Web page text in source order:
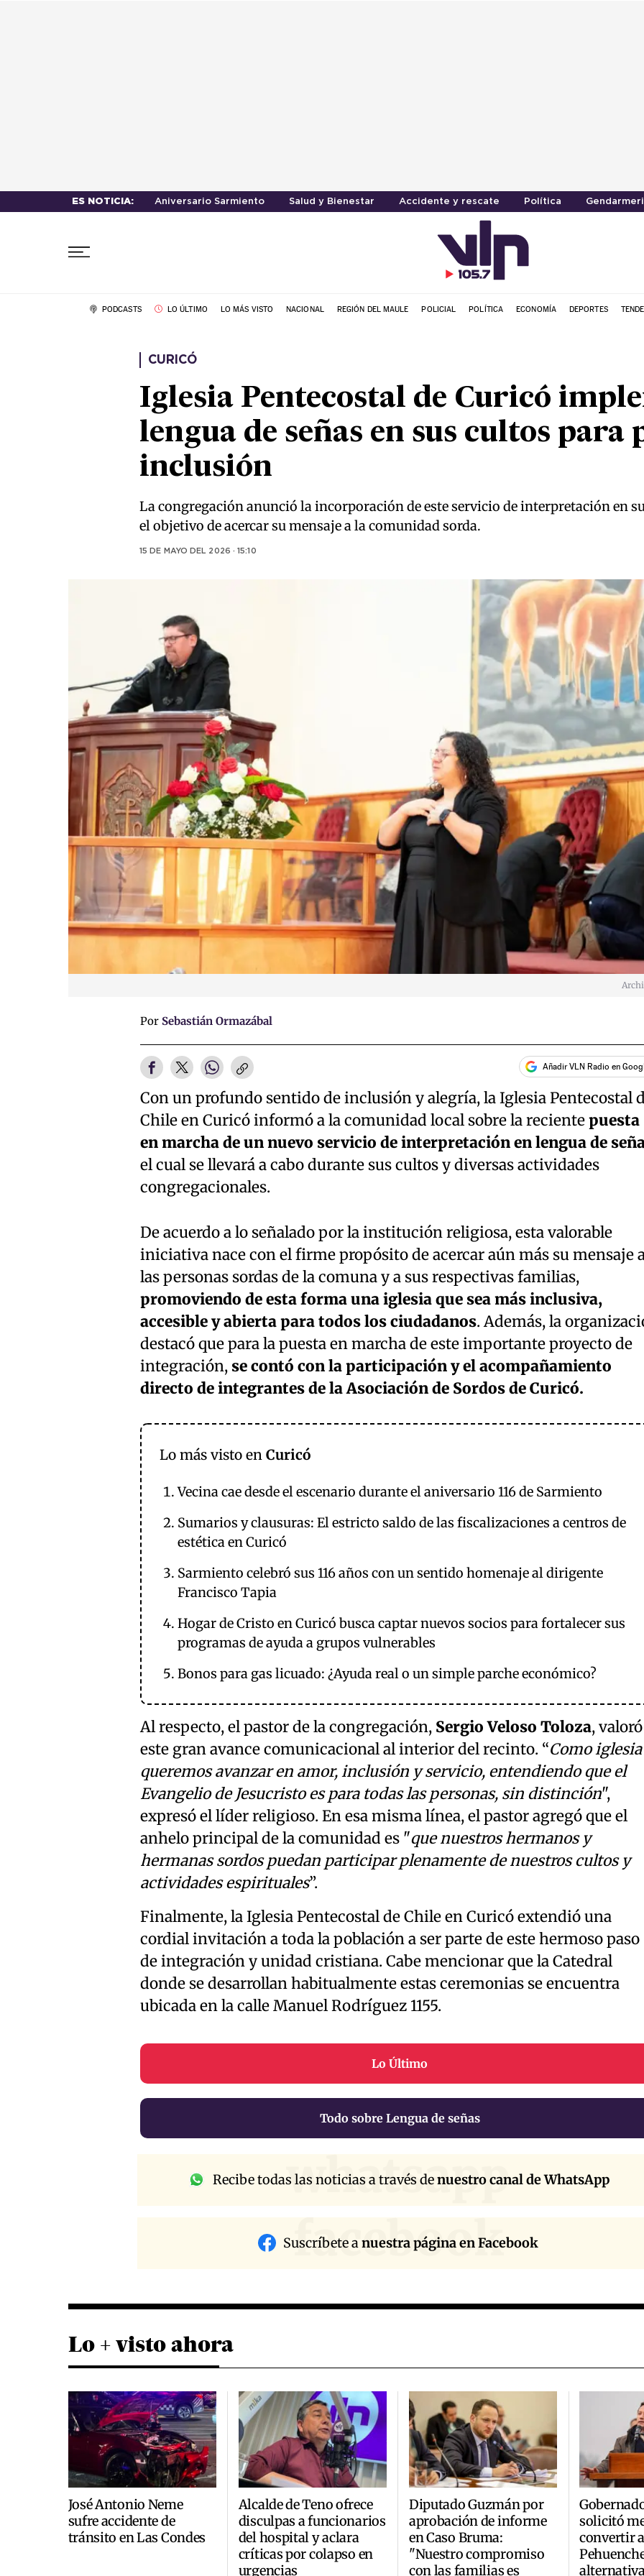
ES NOTICIA: Aniversario Sarmiento Salud y Bienestar Accidente y rescate Política
PODCASTS LO ÚLTIMO LO MÁS VISTO NACIONAL REGIÓN DEL MAULE POLICIAL POLÍTICA ECONOMÍA DEPORTES
CURICÓ
Iglesia Pentecostal de Curicó
lengua de señas en sus cultos
inclusión
La congregación anunció la incorporación de este servicio de interpretación en
el objetivo de acercar su mensaje a la comunidad sorda.
15 DE MAYO DEL 2026 · 15:10
Por Sebastián Ormazábal
Añadir VLN Radio en
Con un profundo sentido de inclusión y alegría, la Iglesia Pentecostal
Chile en Curicó informó a la comunidad local sobre la recientepuesta
en marcha de un nuevo servicio de interpretación en lengua de
el cual se llevará a cabo durante sus cultos y diversas actividades
congregacionales.
De acuerdo a lo señalado por la institución religiosa, esta valorable
iniciativa nace con el firme propósito de acercar aún más su mensaje
las personas sordas de la comuna y a sus respectivas familias,
promoviendo de esta forma una iglesia que sea más inclusiva,
accesible y abierta para todos los ciudadanos. Además, la
destacó que para la puesta en marcha de este importante proyecto de
integración,se contó con la participación y el acompañamiento
directo de integrantes de la Asociación de Sordos de Curicó.
Lo más visto en Curicó
Vecina cae desde el escenario durante el aniversario 116 de Sarmiento
Sumarios y clausuras: El estricto saldo de las fiscalizaciones a centros de
estética en Curicó
Sarmiento celebró sus 116 años con un sentido homenaje al dirigente
Francisco Tapia
Hogar de Cristo en Curicó busca captar nuevos socios para fortalecer sus
programas de ayuda a grupos vulnerables
Bonos para gas licuado: ¿Ayuda real o un simple parche económico?
Al respecto, el pastor de la congregación, Sergio Veloso Toloza, valoró
este gran avance comunicacional al interior del recinto. “Como iglesia
queremos avanzar en amor, inclusión y servicio, entendiendo que el
Evangelio de Jesucristo es para todas las personas, sin distinción",
expresó el líder religioso. En esa misma línea, el pastor agregó que el
anhelo principal de la comunidad es "que nuestros hermanos y
hermanas sordos puedan participar plenamente de nuestros cultos y
actividades espirituales”.
Finalmente, la Iglesia Pentecostal de Chile en Curicó extendió una
cordial invitación a toda la población a ser parte de este hermoso paso
de integración y unidad cristiana. Cabe mencionar que la Catedral
donde se desarrollan habitualmente estas ceremonias se encuentra
ubicada en la calle Manuel Rodríguez 1155.
Lo Último
Todo sobre Lengua de señas
whatsapp
Recibe todas las noticias a través denuestro canal de WhatsApp
facebook
Suscríbete anuestra página en Facebook
Lo + visto ahora
José Antonio Neme
sufre accidente de
tránsito en Las Condes
Alcalde de Teno ofrece
disculpas a funcionarios
del hospital y aclara
críticas por colapso en
urgencias
Diputado Guzmán por
aprobación de informe
en Caso Bruma:
"Nuestro compromiso
con las familias es
solicitó
convertir